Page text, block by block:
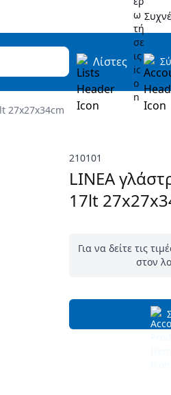
Λίστες
27x27x34cm
210101
LINEA
17lt
Για να δείτε τις
στον